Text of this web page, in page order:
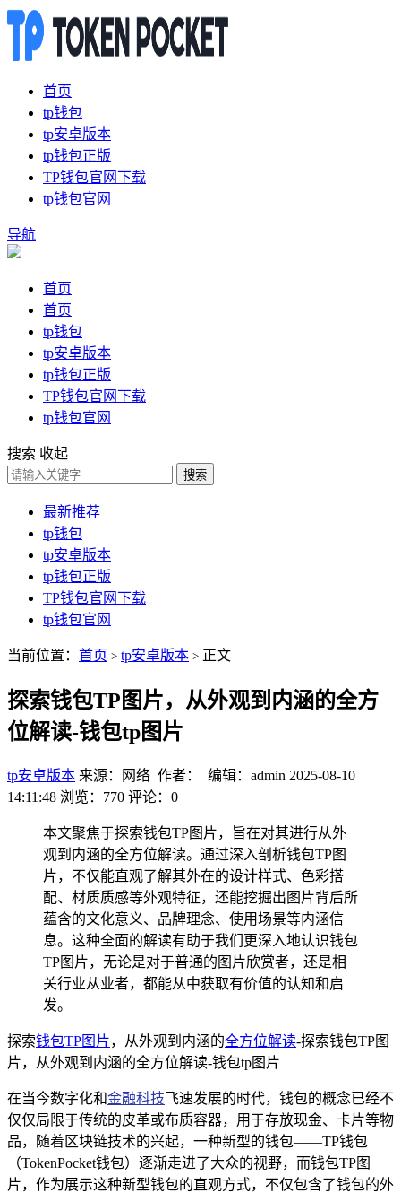
首页
tp钱包
tp安卓版本
tp钱包正版
TP钱包官网下载
tp钱包官网
导航
首页
首页
tp钱包
tp安卓版本
tp钱包正版
TP钱包官网下载
tp钱包官网
搜索 收起
搜索
最新推荐
tp钱包
tp安卓版本
tp钱包正版
TP钱包官网下载
tp钱包官网
当前位置： 首页 > tp安卓版本 > 正文
探索钱包TP图片，从外观到内涵的全方
位解读-钱包tp图片
tp安卓版本 来源：网络 作者： 编辑：admin 2025-08-10
14:11:48 浏览：770 评论：0
本文聚焦于探索钱包TP图片，旨在对其进行从外
观到内涵的全方位解读。通过深入剖析钱包TP图
片，不仅能直观了解其外在的设计样式、色彩搭
配、材质质感等外观特征，还能挖掘出图片背后所
蕴含的文化意义、品牌理念、使用场景等内涵信
息。这种全面的解读有助于我们更深入地认识钱包
TP图片，无论是对于普通的图片欣赏者，还是相
关行业从业者，都能从中获取有价值的认知和启
发。
探索钱包TP图片，从外观到内涵的全方位解读-探索钱包TP图
片，从外观到内涵的全方位解读-钱包tp图片
在当今数字化和金融科技飞速发展的时代，钱包的概念已经不
仅仅局限于传统的皮革或布质容器，用于存放现金、卡片等物
品，随着区块链技术的兴起，一种新型的钱包——TP钱包
（TokenPocket钱包）逐渐走进了大众的视野，而钱包TP图
片，作为展示这种新型钱包的直观方式，不仅包含了钱包的外